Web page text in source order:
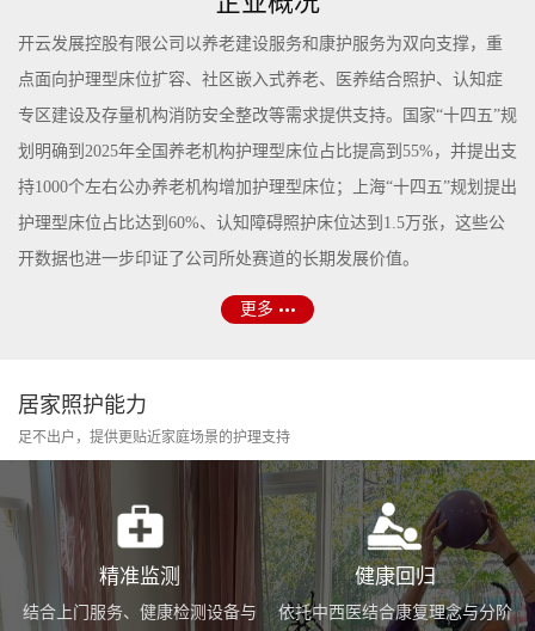
开云发展控股有限公司以养老建设服务和康护服务为双向支撑，重
点面向护理型床位扩容、社区嵌入式养老、医养结合照护、认知症
专区建设及存量机构消防安全整改等需求提供支持。国家“十四五”规
划明确到2025年全国养老机构护理型床位占比提高到55%，并提出支
持1000个左右公办养老机构增加护理型床位；上海“十四五”规划提出
护理型床位占比达到60%、认知障碍照护床位达到1.5万张，这些公
开数据也进一步印证了公司所处赛道的长期发展价值。
更多
居家照护能力
足不出户，提供更贴近家庭场景的护理支持
精准监测
结合上门服务、健康检测设备与
健康回归
依托中西医结合康复理念与分阶